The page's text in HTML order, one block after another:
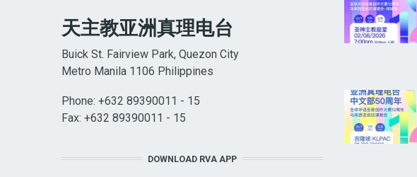
天主教亚洲真理电台
Buick St. Fairview Park, Quezon City
Metro Manila 1106 Philippines
Phone: +632 89390011 - 15
Fax: +632 89390011 - 15
DOWNLOAD RVA APP